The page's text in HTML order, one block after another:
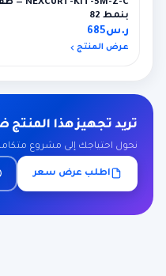
بنمط 82
ر.س685
عرض المنتج
تريد تجهيز هذا
نحول احتياجك إلى مشروع
اطلب عرض سعر